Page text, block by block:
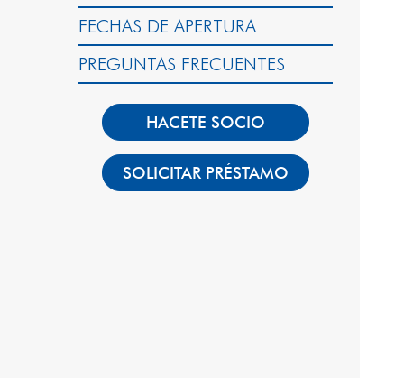
FECHAS DE APERTURA
PREGUNTAS FRECUENTES
HACETE SOCIO
SOLICITAR PRÉSTAMO